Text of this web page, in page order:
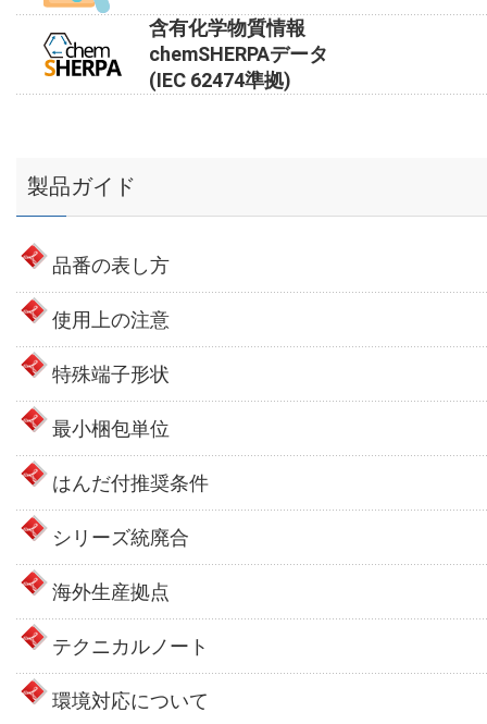
含有化学物質情報
chemSHERPAデータ
(IEC 62474準拠)
製品ガイド
品番の表し方
使用上の注意
特殊端子形状
最小梱包単位
はんだ付推奨条件
シリーズ統廃合
海外生産拠点
テクニカルノート
環境対応について